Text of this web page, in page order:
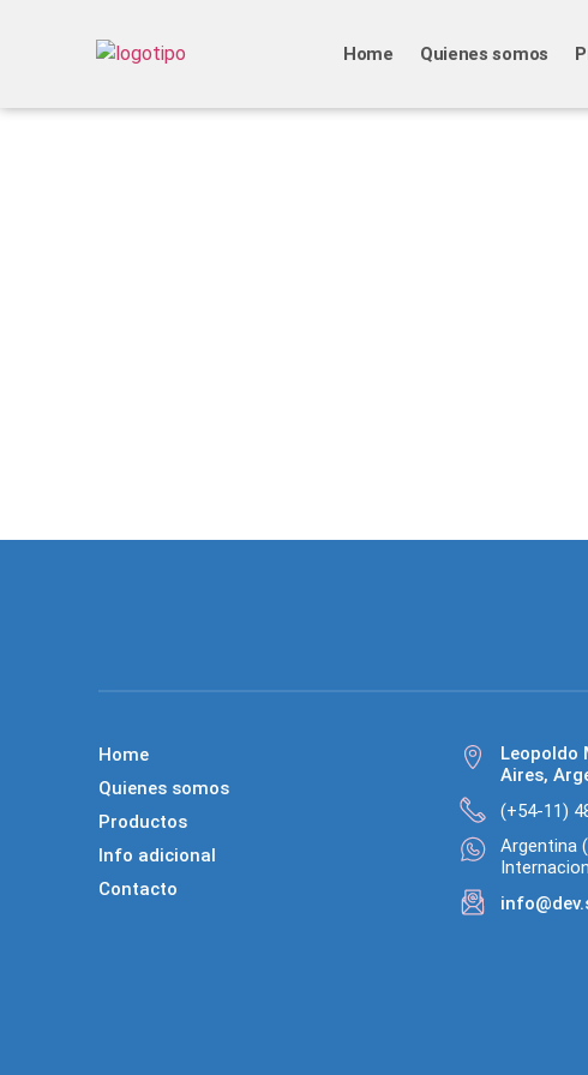
Home Quienes somos
Home
Quienes somos
Productos
Info adicional
Contacto
Leopoldo
Aires,
(+54-11)
Argentina